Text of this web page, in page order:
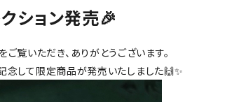
ション発売🎉
覧いただき、ありがとうございます。
念して限定商品が発売いたしました🙌✨